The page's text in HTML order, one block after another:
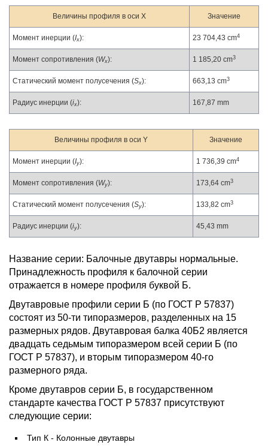
Величины профиля в оси X Значение
Момент инерции (Ix): 23 704,43 cm4
Момент сопротивления (Wx): 1 185,20 cm3
Статический момент полусечения (Sx): 663,13 cm3
Радиус инерции (ix): 167,87 mm
Величины профиля в оси Y Значение
Момент инерции (Iy): 1 736,39 cm4
Момент сопротивления (Wy): 173,64 cm3
Статический момент полусечения (Sy): 133,82 cm3
Радиус инерции (iy): 45,43 mm
Название серии: Балочные двутавры нормальные.
Принадлежность профиля к балочной серии
отражается в номере профиля буквой Б.
Двутавровые профили серии Б (по ГОСТ Р 57837)
состоят из 50-ти типоразмеров, разделенных на 15
размерных рядов. Двутавровая балка 40Б2 является
двадцать седьмым типоразмером всей серии Б (по
ГОСТ Р 57837), и вторым типоразмером 40-го
размерного ряда.
Кроме двутавров серии Б, в государственном
стандарте качества ГОСТ Р 57837 присутствуют
следующие серии:
Тип К - Колонные двутавры